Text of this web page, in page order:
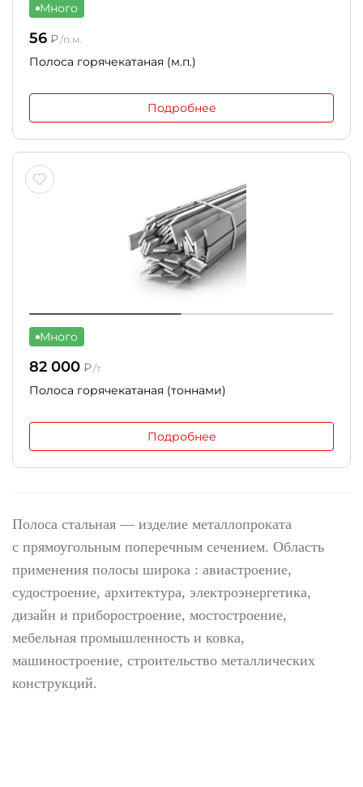
Много
56 ₽/п.м.
Полоса горячекатаная (м.п.)
Подробнее
Много
82 000 ₽/т
Полоса горячекатаная (тоннами)
Подробнее
Полоса стальная — изделие металлопроката
с прямоугольным поперечным сечением. Область
применения полосы широка : авиастроение,
судостроение, архитектура, электроэнергетика,
дизайн и приборостроение, мостостроение,
мебельная промышленность и ковка,
машиностроение, строительство металлических
конструкций.